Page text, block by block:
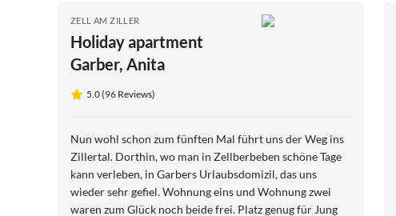
ZELL AM ZILLER
Holiday apartment
Garber, Anita
5.0 (96 Reviews)
Nun wohl schon zum fünften Mal führt uns der Weg ins
Zillertal. Dorthin, wo man in Zellberbeben schöne Tage
kann verleben, in Garbers Urlaubsdomizil, das uns
wieder sehr gefiel. Wohnung eins und Wohnung zwei
waren zum Glück noch beide frei. Platz genug für Jung